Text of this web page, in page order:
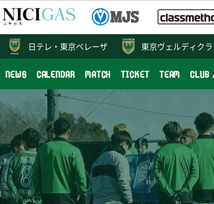
東京ヴェルディク
NEWS CALENDAR MATCH TICKET TEAM CLUB
日テレ・ 東京ベレーザ